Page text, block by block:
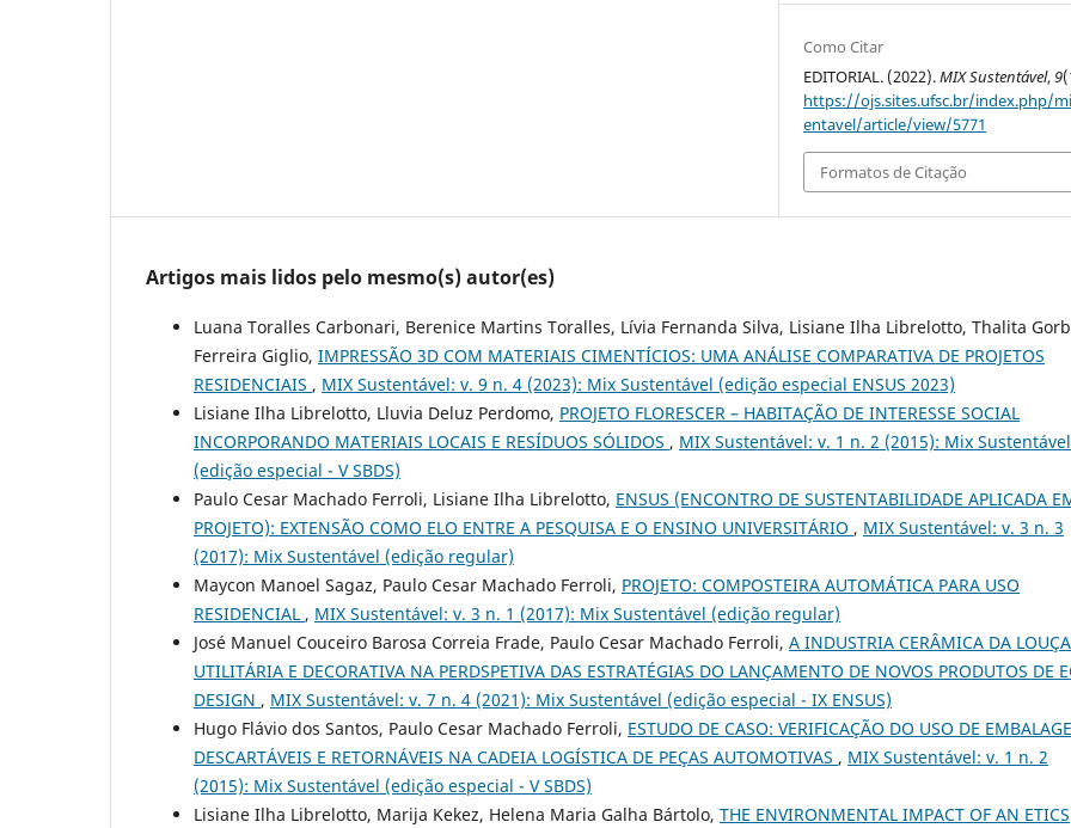
Como Citar
EDITORIAL. (2022).MIX Sustentável,9
https://ojs.sites.ufsc.br/index.php/
entavel/article/view/5771
Formatos de Citação
Artigos mais lidos pelo mesmo(s) autor(es)
Luana Toralles Carbonari, Berenice Martins Toralles, Lívia Fernanda Silva, Lisiane Ilha Librelotto, Thalita
Ferreira Giglio, IMPRESSÃO 3D COM MATERIAIS CIMENTÍCIOS: UMA ANÁLISE COMPARATIVA DE PROJETOS
RESIDENCIAIS , MIX Sustentável: v. 9 n. 4 (2023): Mix Sustentável (edição especial ENSUS 2023)
Lisiane Ilha Librelotto, Lluvia Deluz Perdomo, PROJETO FLORESCER – HABITAÇÃO DE INTERESSE SOCIAL
INCORPORANDO MATERIAIS LOCAIS E RESÍDUOS SÓLIDOS , MIX Sustentável: v. 1 n. 2 (2015): Mix Sustentável
(edição especial - V SBDS)
Paulo Cesar Machado Ferroli, Lisiane Ilha Librelotto, ENSUS (ENCONTRO DE SUSTENTABILIDADE APLICADA
PROJETO): EXTENSÃO COMO ELO ENTRE A PESQUISA E O ENSINO UNIVERSITÁRIO , MIX Sustentável: v. 3 n. 3
(2017): Mix Sustentável (edição regular)
Maycon Manoel Sagaz, Paulo Cesar Machado Ferroli, PROJETO: COMPOSTEIRA AUTOMÁTICA PARA USO
RESIDENCIAL , MIX Sustentável: v. 3 n. 1 (2017): Mix Sustentável (edição regular)
José Manuel Couceiro Barosa Correia Frade, Paulo Cesar Machado Ferroli, A INDUSTRIA CERÂMICA DA LOUÇA
UTILITÁRIA E DECORATIVA NA PERDSPETIVA DAS ESTRATÉGIAS DO LANÇAMENTO DE NOVOS PRODUTOS DE
DESIGN , MIX Sustentável: v. 7 n. 4 (2021): Mix Sustentável (edição especial - IX ENSUS)
Hugo Flávio dos Santos, Paulo Cesar Machado Ferroli, ESTUDO DE CASO: VERIFICAÇÃO DO USO DE
DESCARTÁVEIS E RETORNÁVEIS NA CADEIA LOGÍSTICA DE PEÇAS AUTOMOTIVAS , MIX Sustentável: v. 1 n. 2
(2015): Mix Sustentável (edição especial - V SBDS)
Lisiane Ilha Librelotto, Marija Kekez, Helena Maria Galha Bártolo, THE ENVIRONMENTAL IMPACT OF AN ETICS